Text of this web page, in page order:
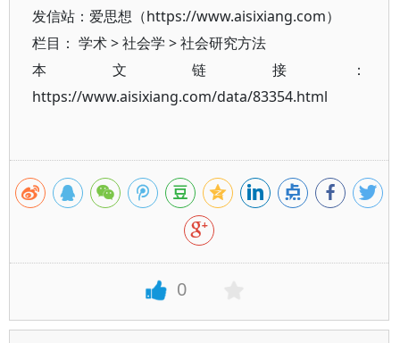
发信站：爱思想（https://www.aisixiang.com）
栏目： 学术>社会学 >社会研究方法
本文链接：
https://www.aisixiang.com/data/83354.html
0